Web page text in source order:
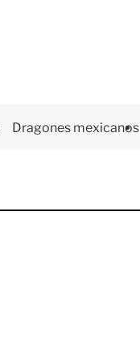
Dragones mexicanos